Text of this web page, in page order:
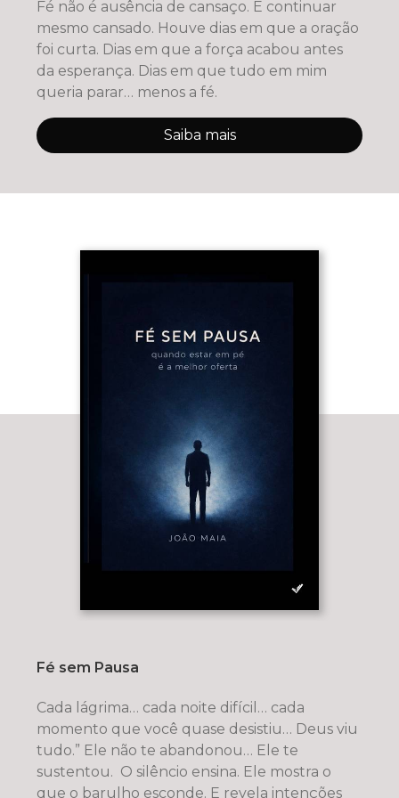
Fé não é ausência de cansaço. É continuar
mesmo cansado. Houve dias em que a oração
foi curta. Dias em que a força acabou antes
da esperança. Dias em que tudo em mim
queria parar… menos a fé.
Saiba mais
Fé sem Pausa
Cada lágrima… cada noite difícil… cada
momento que você quase desistiu… Deus viu
tudo.” Ele não te abandonou… Ele te
sustentou. O silêncio ensina. Ele mostra o
que o barulho esconde. E revela intenções